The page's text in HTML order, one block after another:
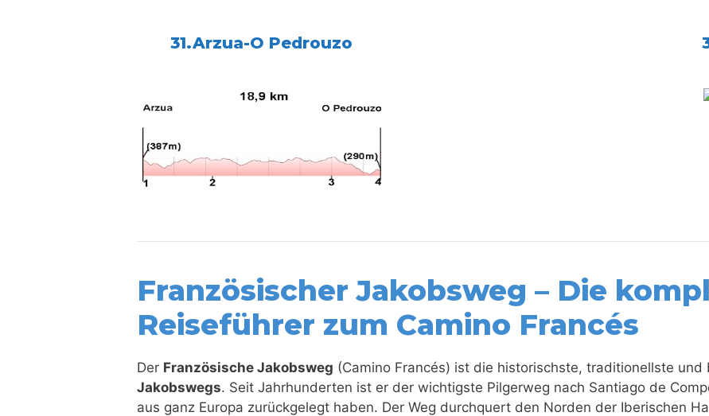
31.Arzua-O Pedrouzo
Französischer Jakobsweg – Die
Reiseführer zum Camino Francés
Der Französische Jakobsweg (Camino Francés) ist die historischste, traditionellste und
Jakobswegs. Seit Jahrhunderten ist er der wichtigste Pilgerweg nach Santiago de
aus ganz Europa zurückgelegt haben. Der Weg durchquert den Norden der Iberischen